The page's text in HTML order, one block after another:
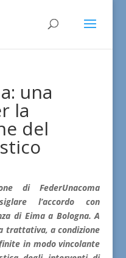
una
la
del
di FederUnacoma
l’accordo con
di Eima a Bologna. A
trattativa, a condizione
in modo vincolante